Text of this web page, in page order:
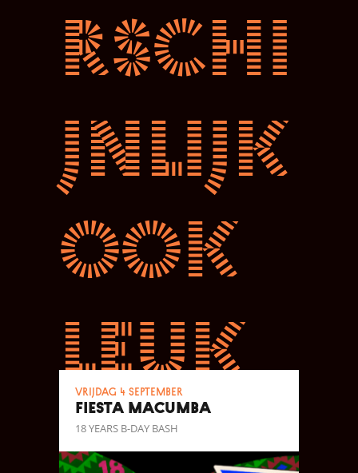
rschi
jnlijk
ook
leuk
vrijdag 4 september
FIESTA MACUMBA
18 YEARS B-DAY BASH